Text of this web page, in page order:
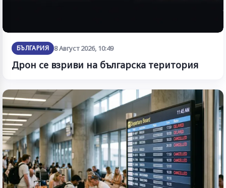
БЪЛГАРИЯ 8 Август 2026, 10:49
Дрон се взриви на българска територия